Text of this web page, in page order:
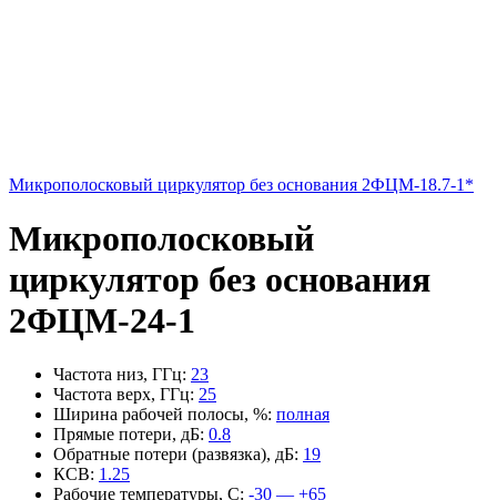
Микрополосковый циркулятор без основания 2ФЦМ-18.7-1*
Микрополосковый
циркулятор без основания
2ФЦМ-24-1
Частота низ, ГГц: 23
Частота верх, ГГц: 25
Ширина рабочей полосы, %: полная
Прямые потери, дБ: 0.8
Обратные потери (развязка), дБ: 19
КСВ: 1.25
Рабочие температуры, С: -30 — +65